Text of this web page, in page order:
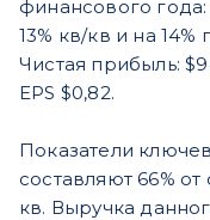
финансового
13% кв/кв и на 14%
Чистая прибыль:
EPS $0,82.
Показатели
составляют 66%
кв. Выручка